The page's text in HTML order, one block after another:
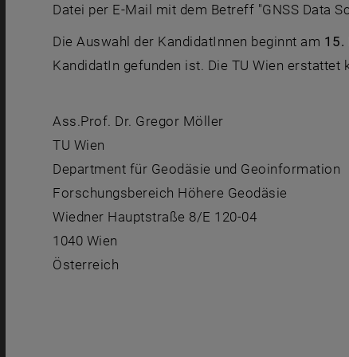
Datei per E-Mail mit dem Betreff "GNSS Data
Die Auswahl der KandidatInnen beginnt am 15.
KandidatIn gefunden ist. Die TU Wien
Ass.Prof. Dr. Gregor Möller
TU Wien
Department für Geodäsie und Geoinformation
Forschungsbereich Höhere Geodäsie
Wiedner Hauptstraße 8/E 120-04
1040 Wien
Österreich